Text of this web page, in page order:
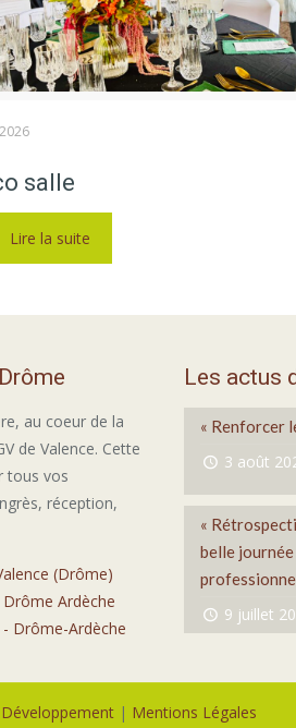
salle
Lire la suite
au coeur de la
de Valence. Cette
tous vos
réception,
(Drôme)
Ardèche
Drôme-Ardèche
Les actus
« Renforcer
3 août
«
belle journée
9 juillet
| Mentions Légales